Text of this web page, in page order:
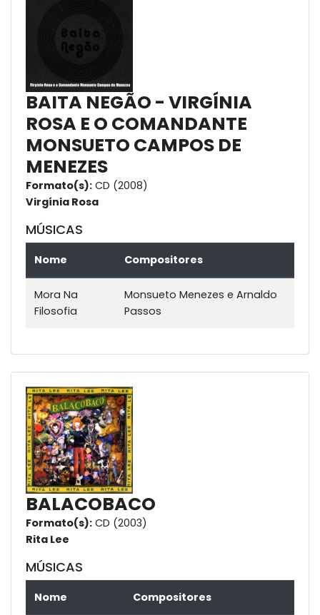
BAITA NEGÃO - VIRGÍNIA
ROSA E O COMANDANTE
MONSUETO CAMPOS DE
MENEZES
Formato(s): CD (2008)
Virgínia Rosa
MÚSICAS
Nome Compositores
Mora Na
Filosofia
Monsueto Menezes e Arnaldo
Passos
BALACOBACO
Formato(s): CD (2003)
Rita Lee
MÚSICAS
Nome Compositores